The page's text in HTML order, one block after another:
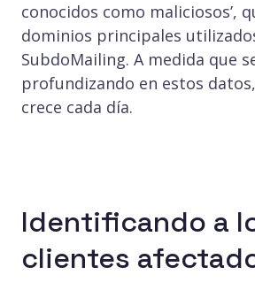
conocidos como maliciosos’,
dominios principales
SubdoMailing. A medida que
profundizando en estos
crece cada día.
Identificando a
clientes